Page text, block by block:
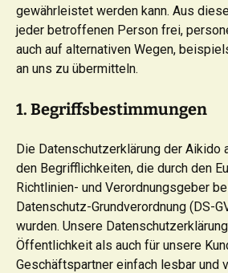
gewährleistet werden kann. Aus
jeder betroffenen Person frei,
auch auf alternativen Wegen,
an uns zu übermitteln.
1. Begriffsbestimmungen
Die Datenschutzerklärung der Aikido
den Begrifflichkeiten, die durch den
Richtlinien- und Verordnungsgeber
Datenschutz-Grundverordnung (DS-
wurden. Unsere
Öffentlichkeit als auch für unsere
Geschäftspartner einfach lesbar und